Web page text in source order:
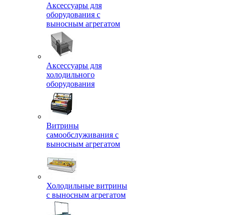
Аксессуары для
оборудования с
выносным агрегатом
Аксессуары для
холодильного
оборудования
Витрины
самообслуживания с
выносным агрегатом
Холодильные витрины
с выносным агрегатом